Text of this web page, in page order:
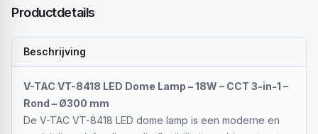
Productdetails
Beschrijving
V-TAC VT-8418 LED Dome Lamp – 18W – CCT 3-in-1 –
Rond – Ø300 mm
De V-TAC VT-8418 LED dome lamp is een moderne en